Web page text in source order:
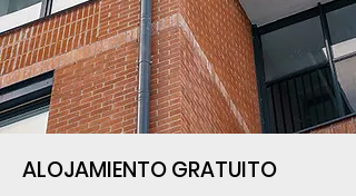
ALOJAMIENTO GRATUITO